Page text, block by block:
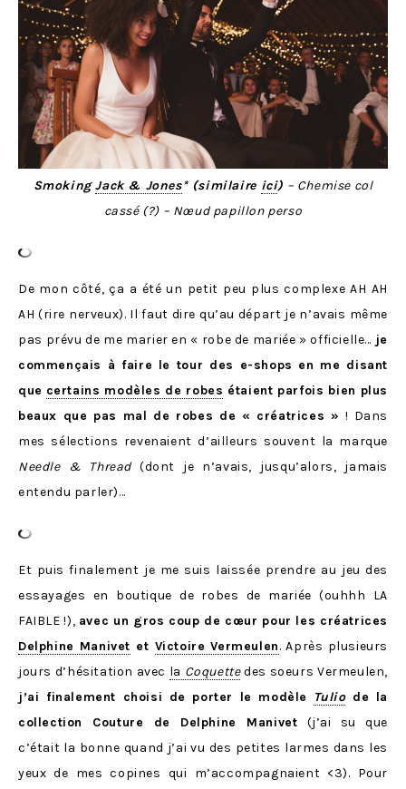
SmokingJack & Jones* (similaire ici) – Chemise col
cassé (?) – Nœud papillon perso
De mon côté, ça a été un petit peu plus complexe AH AH
AH (rire nerveux). Il faut dire qu’au départ je n’avais même
pas prévu de me marier en « robe de mariée » officielle… je
commençais à faire le tour des e-shops en me disant
que certains modèles de robes étaient parfois bien plus
beaux que pas mal de robes de « créatrices »! Dans
mes sélections revenaient d’ailleurs souvent la marque
Needle & Thread (dont je n’avais, jusqu’alors, jamais
entendu parler)…
Et puis finalement je me suis laissée prendre au jeu des
essayages en boutique de robes de mariée (ouhhh LA
FAIBLE !), avec un gros coup de cœur pour les créatrices
Delphine Manivet et Victoire Vermeulen. Après plusieurs
jours d’hésitation avec la Coquettedes soeurs Vermeulen,
j’ai finalement choisi de porter le modèle Tuliode la
collection Couture de Delphine Manivet (j’ai su que
c’était la bonne quand j’ai vu des petites larmes dans les
yeux de mes copines qui m’accompagnaient <3). Pour